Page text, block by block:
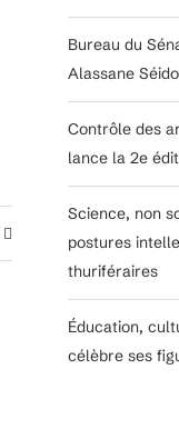
Bureau du
Alassane
Contrôle des
lance la 2e
Science, non
postures
thuriféraires
Éducation,
célèbre ses